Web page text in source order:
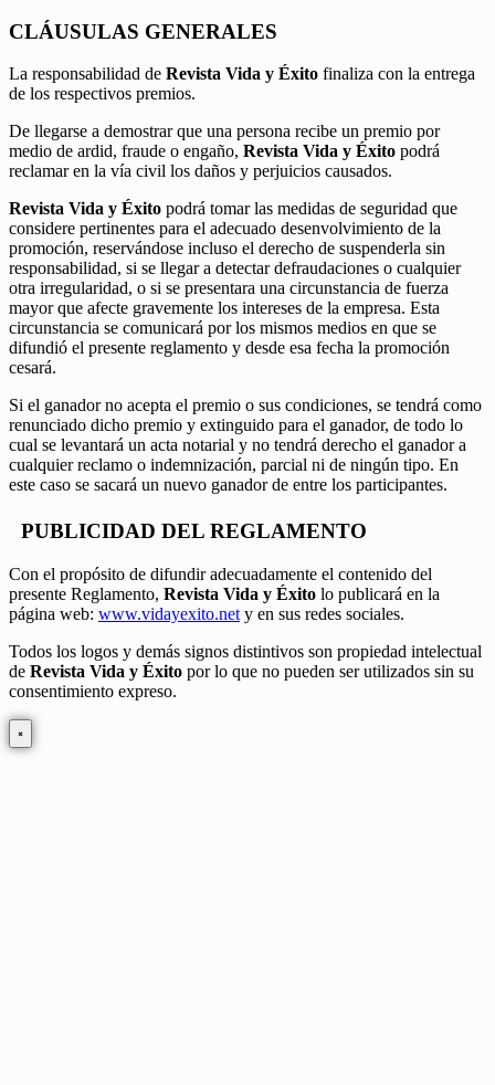
CLÁUSULAS GENERALES
La responsabilidad de Revista Vida y Éxito finaliza con la entrega
de los respectivos premios.
De llegarse a demostrar que una persona recibe un premio por
medio de ardid, fraude o engaño, Revista Vida y Éxito podrá
reclamar en la vía civil los daños y perjuicios causados.
Revista Vida y Éxito podrá tomar las medidas de seguridad que
considere pertinentes para el adecuado desenvolvimiento de la
promoción, reservándose incluso el derecho de suspenderla sin
responsabilidad, si se llegar a detectar defraudaciones o cualquier
otra irregularidad, o si se presentara una circunstancia de fuerza
mayor que afecte gravemente los intereses de la empresa. Esta
circunstancia se comunicará por los mismos medios en que se
difundió el presente reglamento y desde esa fecha la promoción
cesará.
Si el ganador no acepta el premio o sus condiciones, se tendrá como
renunciado dicho premio y extinguido para el ganador, de todo lo
cual se levantará un acta notarial y no tendrá derecho el ganador a
cualquier reclamo o indemnización, parcial ni de ningún tipo. En
este caso se sacará un nuevo ganador de entre los participantes.
PUBLICIDAD DEL REGLAMENTO
Con el propósito de difundir adecuadamente el contenido del
presente Reglamento, Revista Vida y Éxito lo publicará en la
página web: www.vidayexito.net y en sus redes sociales.
Todos los logos y demás signos distintivos son propiedad intelectual
de Revista Vida y Éxito por lo que no pueden ser utilizados sin su
consentimiento expreso.
×